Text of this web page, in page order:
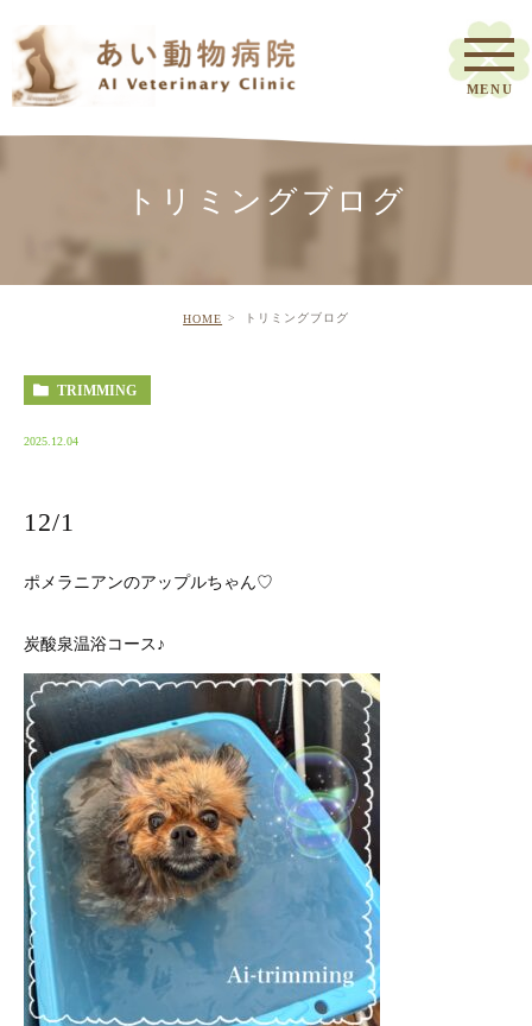
トリミングブログ
HOME トリミングブログ
TRIMMING
2025.12.04
12/1
ポメラニアンのアップルちゃん♡
炭酸泉温浴コース♪